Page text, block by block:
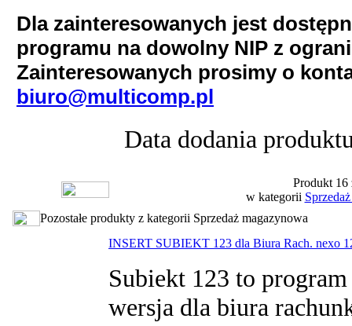
Dla zainteresowanych jest
programu na dowolny NIP z
Zainteresowanych prosimy o
biuro@multicomp.pl
Data dodania
Produkt 16
w kategorii
Pozostałe produkty z kategorii Sprzedaż magazynowa
INSERT SUBIEKT 123 dla Biura Rach. nexo
Subiekt 123 to
wersja dla biura